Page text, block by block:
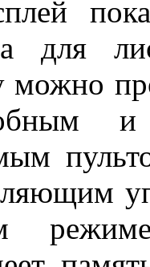
для
можно
и